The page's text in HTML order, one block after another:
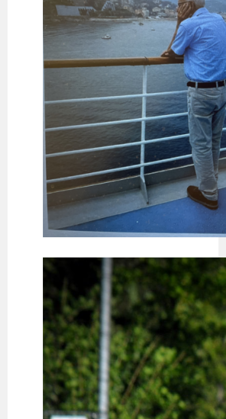
LED-boarding NIEUW!
Business Club 2.0
Heeren van Ter Specke
Maatschappelijke bijdrage
Steun bij contributie
Dagbesteding ’s Heeren Loo
De gezonde sportkantine
Onze vrijwilligers en ereleden
Vertrouwenspersonen
Financieel contactpersoon
Wie doet wat
Ruimte reserveren/huren
VOLG ONS OP: